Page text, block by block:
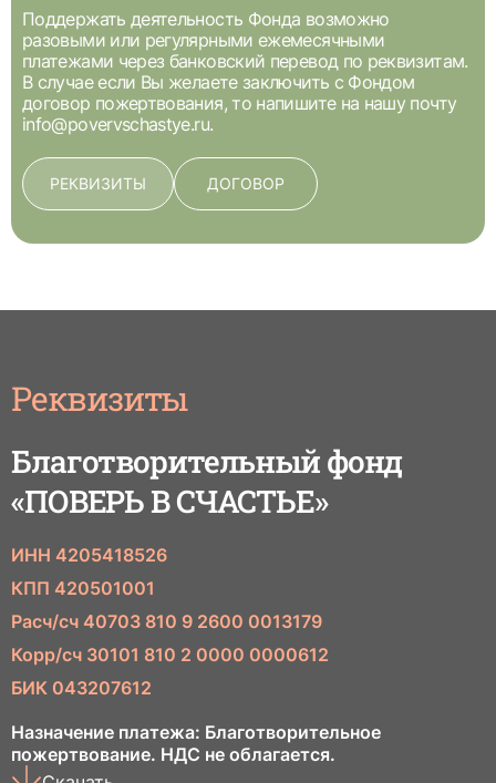
Поддержать деятельность Фонда возможно
разовыми или регулярными ежемесячными
платежами через банковский перевод по реквизитам.
В случае если Вы желаете заключить с Фондом
договор пожертвования, то напишите на нашу почту
info@povervschastye.ru.
РЕКВИЗИТЫ ДОГОВОР
Реквизиты
Благотворительный фонд
«ПОВЕРЬ В СЧАСТЬЕ»
ИНН 4205418526
КПП 420501001
Расч/сч 40703 810 9 2600 0013179
Корр/сч 30101 810 2 0000 0000612
БИК 043207612
Назначение платежа: Благотворительное
пожертвование. НДС не облагается.